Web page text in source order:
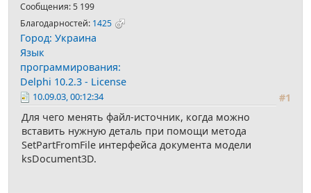
Сообщения: 5 199
Благодарностей: 1425
Город: Украина
Язык
программирования:
Delphi 10.2.3 - License
#1
10.09.03, 00:12:34
Для чего менять файл-источник, когда можно
вставить нужную деталь при помощи метода
SetPartFromFile интерфейса документа модели
ksDocument3D.